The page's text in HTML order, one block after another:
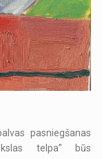
pasniegšanas
telpa” būs